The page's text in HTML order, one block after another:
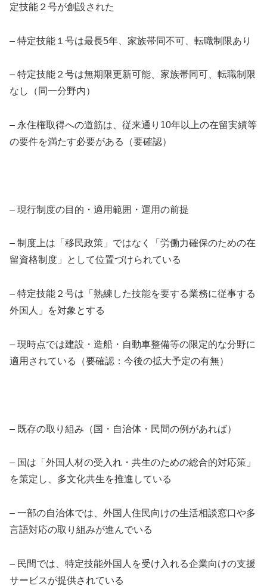
定技能２号が創設された
– 特定技能１号は最長5年、家族帯同不可、転職制限あり
– 特定技能２号は無期限更新可能、家族帯同可、転職制限
なし（同一分野内）
– 永住権取得への道筋は、従来通り10年以上の在留実績等
の要件を満たす必要がある（要確認）
– 現行制度の目的・適用範囲・運用の前提
– 制度上は「移民政策」ではなく「労働力確保のための在
留資格制度」として位置づけられている
– 特定技能２号は「熟練した技能を要する業務に従事する
外国人」を対象とする
– 現時点では建設・造船・自動車整備等の限定的な分野に
適用されている（要確認：今後の拡大予定の有無）
– 既存の取り組み（国・自治体・民間の例があれば）
– 国は「外国人材の受入れ・共生のための総合的対応策」
を策定し、多文化共生を推進している
– 一部の自治体では、外国人住民向けの生活相談窓口や多
言語対応の取り組みが進んでいる
– 民間では、特定技能外国人を受け入れる企業向けの支援
サービスが提供されている